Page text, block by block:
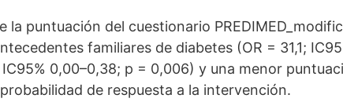
puntuación del cuestionario
familiares de diabetes (OR = 31,1;
0,00–0,38; p = 0,006) y una menor
de respuesta a la intervención.